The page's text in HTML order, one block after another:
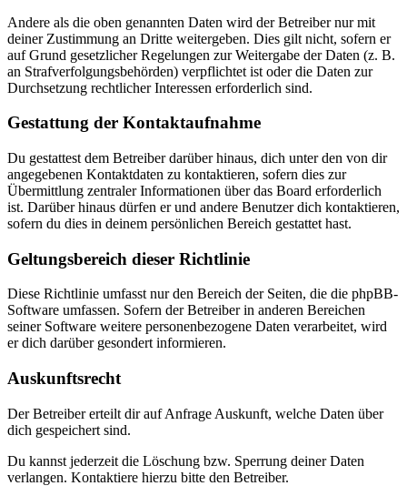
Andere als die oben genannten Daten wird der Betreiber nur mit
deiner Zustimmung an Dritte weitergeben. Dies gilt nicht, sofern er
auf Grund gesetzlicher Regelungen zur Weitergabe der Daten (z. B.
an Strafverfolgungsbehörden) verpflichtet ist oder die Daten zur
Durchsetzung rechtlicher Interessen erforderlich sind.
Gestattung der Kontaktaufnahme
Du gestattest dem Betreiber darüber hinaus, dich unter den von dir
angegebenen Kontaktdaten zu kontaktieren, sofern dies zur
Übermittlung zentraler Informationen über das Board erforderlich
ist. Darüber hinaus dürfen er und andere Benutzer dich kontaktieren,
sofern du dies in deinem persönlichen Bereich gestattet hast.
Geltungsbereich dieser Richtlinie
Diese Richtlinie umfasst nur den Bereich der Seiten, die die phpBB-
Software umfassen. Sofern der Betreiber in anderen Bereichen
seiner Software weitere personenbezogene Daten verarbeitet, wird
er dich darüber gesondert informieren.
Auskunftsrecht
Der Betreiber erteilt dir auf Anfrage Auskunft, welche Daten über
dich gespeichert sind.
Du kannst jederzeit die Löschung bzw. Sperrung deiner Daten
verlangen. Kontaktiere hierzu bitte den Betreiber.